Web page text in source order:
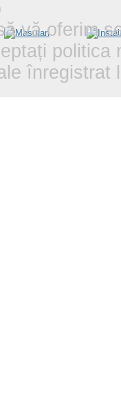
vă oferim
politica
înregistrat